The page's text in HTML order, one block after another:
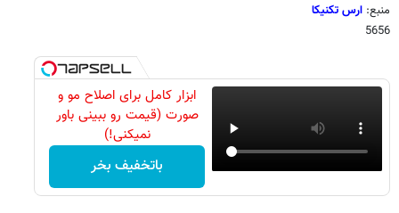
منبع: ارس تکنیکا
5656
ابزار کامل برای اصلاح مو و
صورت (قیمت رو ببینی باور
نمیکنی!)
باتخفیف بخر